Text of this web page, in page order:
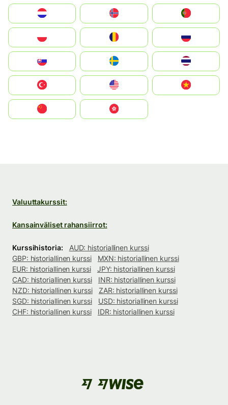
United States
中國香港特別行政區
Valuuttakurssit:
Kansainväliset rahansiirrot:
Kurssihistoria:
AUD: historiallinen kurssi
GBP: historiallinen kurssi
MXN: historiallinen kurssi
EUR: historiallinen kurssi
JPY: historiallinen kurssi
CAD: historiallinen kurssi
INR: historiallinen kurssi
NZD: historiallinen kurssi
ZAR: historiallinen kurssi
SGD: historiallinen kurssi
USD: historiallinen kurssi
CHF: historiallinen kurssi
IDR: historiallinen kurssi